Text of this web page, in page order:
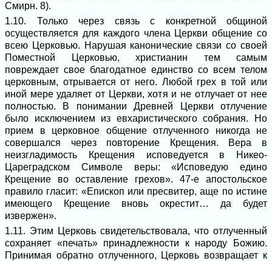
Смирн. 8).
1.10. Только через связь с конкретной общиной
осуществляется для каждого члена Церкви общение со
всею Церковью. Нарушая канонические связи со своей
Поместной Церковью, христианин тем самым
повреждает свое благодатное единство со всем телом
церковным, отрывается от него. Любой грех в той или
иной мере удаляет от Церкви, хотя и не отлучает от нее
полностью. В понимании Древней Церкви отлучение
было исключением из евхаристического собрания. Но
прием в церковное общение отлученного никогда не
совершался через повторение Крещения. Вера в
неизгладимость Крещения исповедуется в Никео-
Цареградском Символе веры: «Исповедую едино
Крещение во оставление грехов». 47-е апостольское
правило гласит: «Епископ или пресвитер, аще по истине
имеющего Крещение вновь окрестит… да будет
извержен».
1.11. Этим Церковь свидетельствовала, что отлученный
сохраняет «печать» принадлежности к народу Божию.
Принимая обратно отлученного, Церковь возвращает к